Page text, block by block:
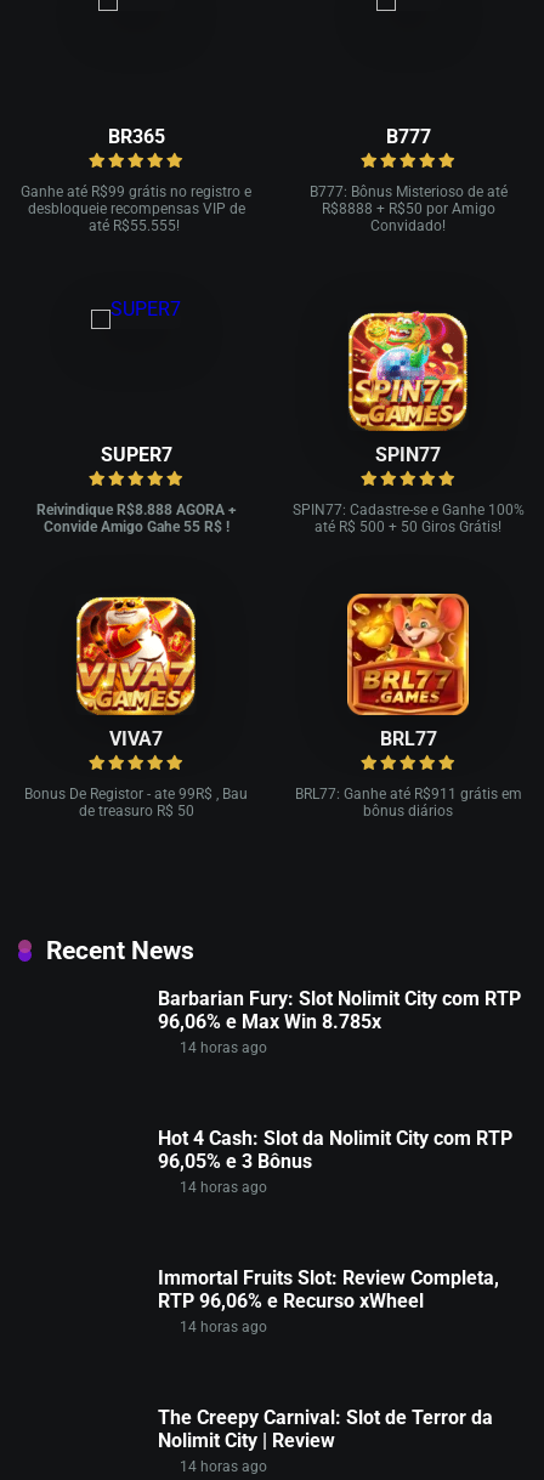
BR365
Ganhe até R$99 grátis no registro e
desbloqueie recompensas VIP de
até R$55.555!
B777
B777: Bônus Misterioso de até
R$8888 + R$50 por Amigo
Convidado!
SUPER7
Reivindique R$8.888 AGORA +
Convide Amigo Gahe 55 R$ !
SPIN77
SPIN77: Cadastre-se e Ganhe 100%
até R$ 500 + 50 Giros Grátis!
VIVA7
Bonus De Registor - ate 99R$ , Bau
de treasuro R$ 50
BRL77
BRL77: Ganhe até R$911 grátis em
bônus diários
Recent News
Barbarian Fury: Slot Nolimit City com RTP
96,06% e Max Win 8.785x
14 horas ago
Hot 4 Cash: Slot da Nolimit City com RTP
96,05% e 3 Bônus
14 horas ago
Immortal Fruits Slot: Review Completa,
RTP 96,06% e Recurso xWheel
14 horas ago
The Creepy Carnival: Slot de Terror da
Nolimit City | Review
14 horas ago